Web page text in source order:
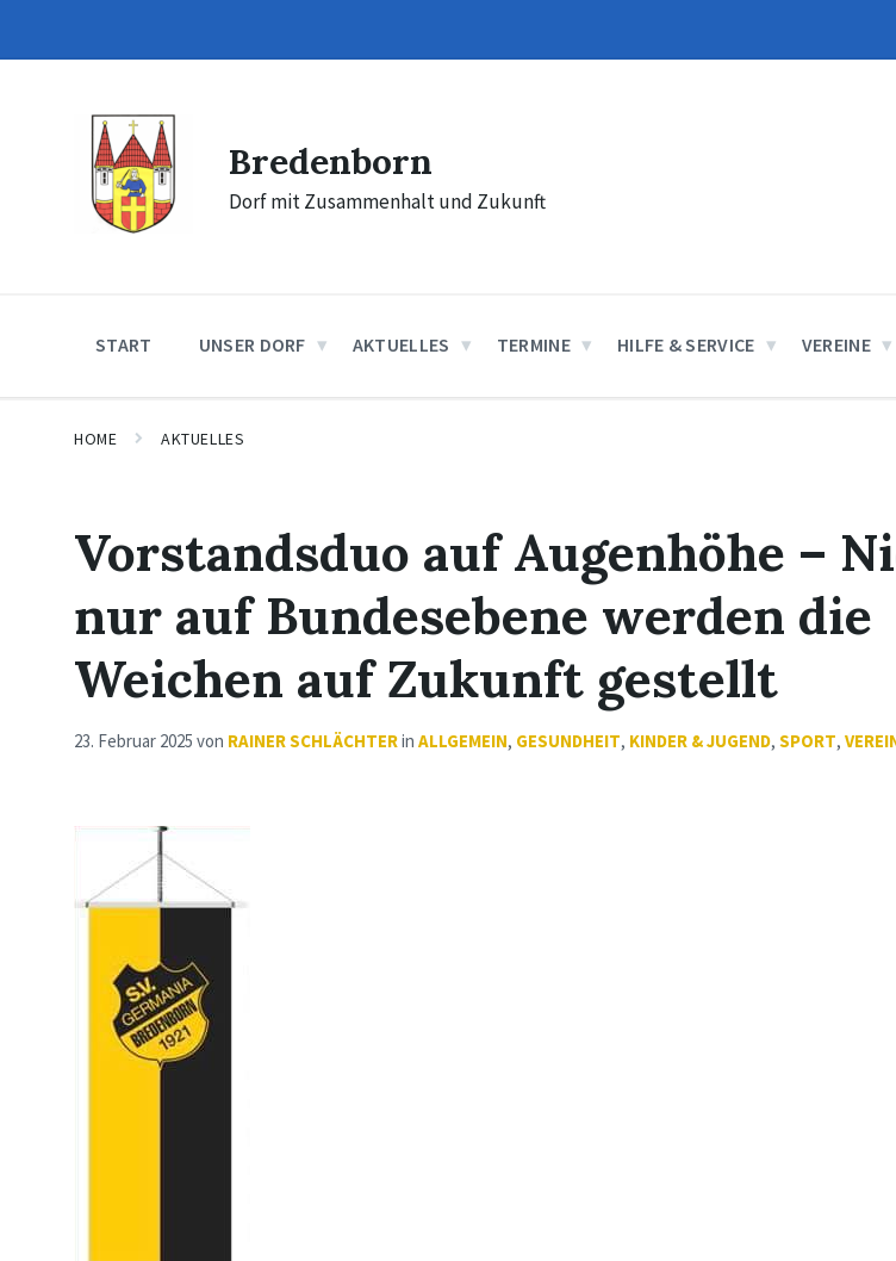
content
main
footer
Bredenborn
Dorf mit Zusammenhalt und Zukunft
START UNSER DORF AKTUELLES TERMINE HILFE & SERVICE VEREINE
HOME AKTUELLES
Vorstandsduo auf Augenhöhe –
nur auf Bundesebene werden die
Weichen auf Zukunft gestellt
23. Februar 2025 von RAINER SCHLÄCHTERin ALLGEMEIN, GESUNDHEIT, KINDER & JUGEND, SPORT,